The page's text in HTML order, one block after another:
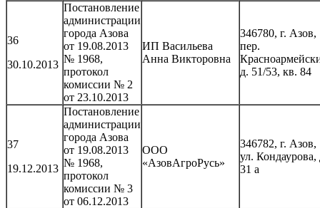
36
30.10.2013
Постановление
администрации
города Азова
от 19.08.2013
№ 1968,
протокол
комиссии № 2
от 23.10.2013
ИП Васильева
Анна Викторовна
346780, г. Азов,
пер.
д. 51/53, кв. 84
37
19.12.2013
Постановление
администрации
города Азова
от 19.08.2013
№ 1968,
протокол
комиссии № 3
от 06.12.2013
ООО
«АзовАгроРусь»
346782, г. Азов,
ул. Кондаурова,
31 а